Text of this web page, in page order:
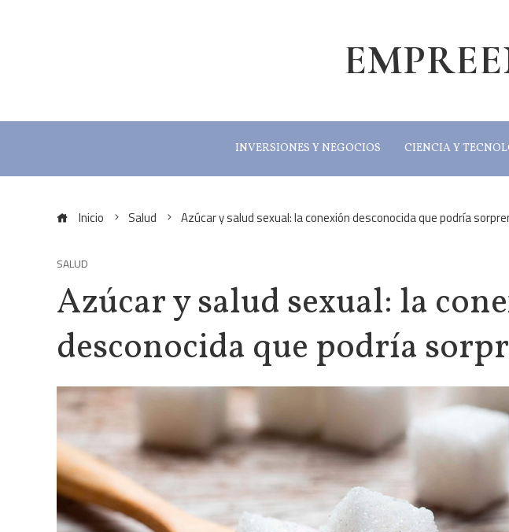
INVERSIONES Y NEGOCIOS CIENCIA Y
Inicio Salud Azúcar y salud sexual: la conexión desconocida que podría
SALUD
Azúcar y salud sexual: la
desconocida que podría